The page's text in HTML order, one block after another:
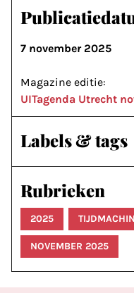
7 november 2025
Magazine editie:
UITagenda Utrecht
Labels & tags
Rubrieken
2025
NOVEMBER 2025